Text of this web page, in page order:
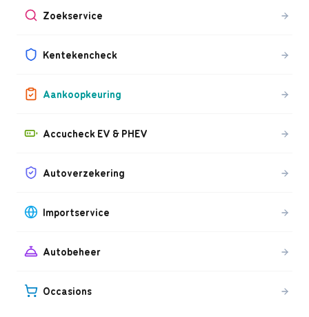
Zoekservice
Kentekencheck
Aankoopkeuring
Accucheck EV & PHEV
Autoverzekering
Importservice
Autobeheer
Occasions